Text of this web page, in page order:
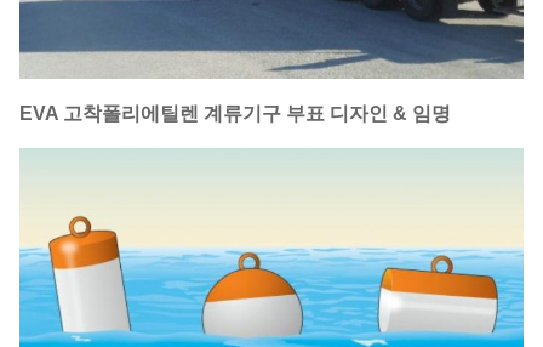
EVA 고착폴리에틸렌 계류기구 부표 디자인 & 임명